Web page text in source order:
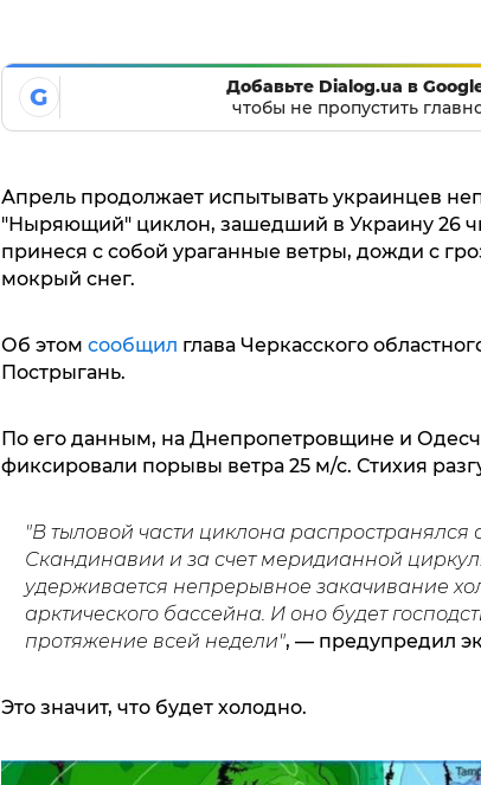
G
Добавьте Dialog.ua в
чтобы не пропустить
Апрель продолжает испытывать украинцев
"Ныряющий" циклон, зашедший в Украину 26
принеся с собой ураганные ветры, дожди с
мокрый снег.
Об этом сообщил глава Черкасского
Пострыгань.
По его данным, на Днепропетровщине и
фиксировали порывы ветра 25 м/с. Стихия
"В тыловой части циклона распространялся
Скандинавии и за счет меридианной
удерживается непрерывное закачивание
арктического бассейна. И оно будет
протяжение всей недели", — предупредил
Это значит, что будет холодно.